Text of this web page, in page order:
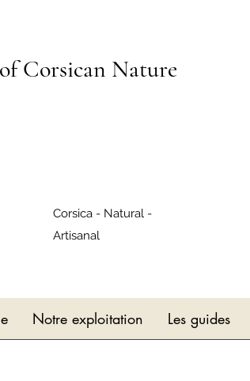
Corsican Nature
Corsica - Natural -
Artisanal
Notre exploitation Les guides